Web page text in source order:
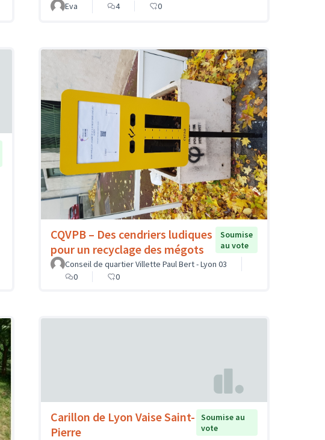
Eva 4 0
CQVPB – Des cendriers ludiques
pour un recyclage des mégots
Soumise
au vote
Conseil de quartier Villette Paul Bert - Lyon 03
0
0
Carillon de Lyon Vaise Saint-
Pierre
Soumise au
vote